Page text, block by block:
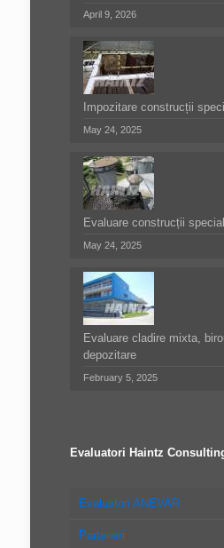
April 9, 2026
Impozitare construcții
May 24, 2025
Evaluare construcții
May 24, 2025
Evaluare cladire mixta,
depozitare
February 5, 2025
Evaluatori Haintz
Evaluatori ANEVAR
Parteneri